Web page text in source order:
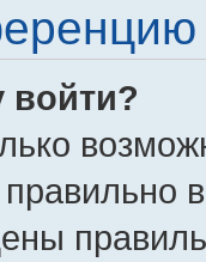
войти?